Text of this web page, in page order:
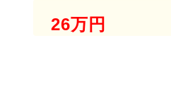
26万円